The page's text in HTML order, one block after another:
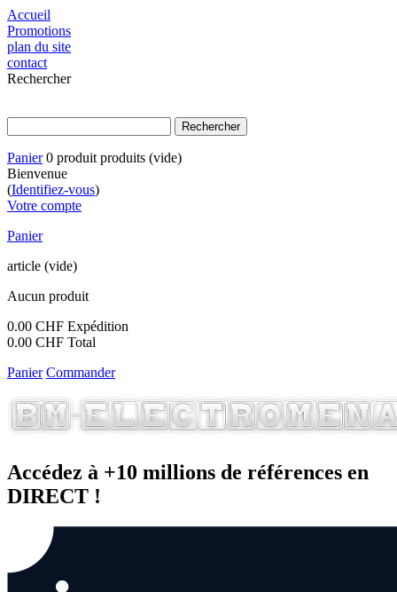
Accueil
Promotions
plan du site
contact
Rechercher
Panier 0 produit produits (vide)
Bienvenue
(Identifiez-vous)
Votre compte
Panier
article (vide)
Aucun produit
0.00 CHF Expédition
0.00 CHF Total
Panier Commander
Accédez à +10 millions de références en
DIRECT !